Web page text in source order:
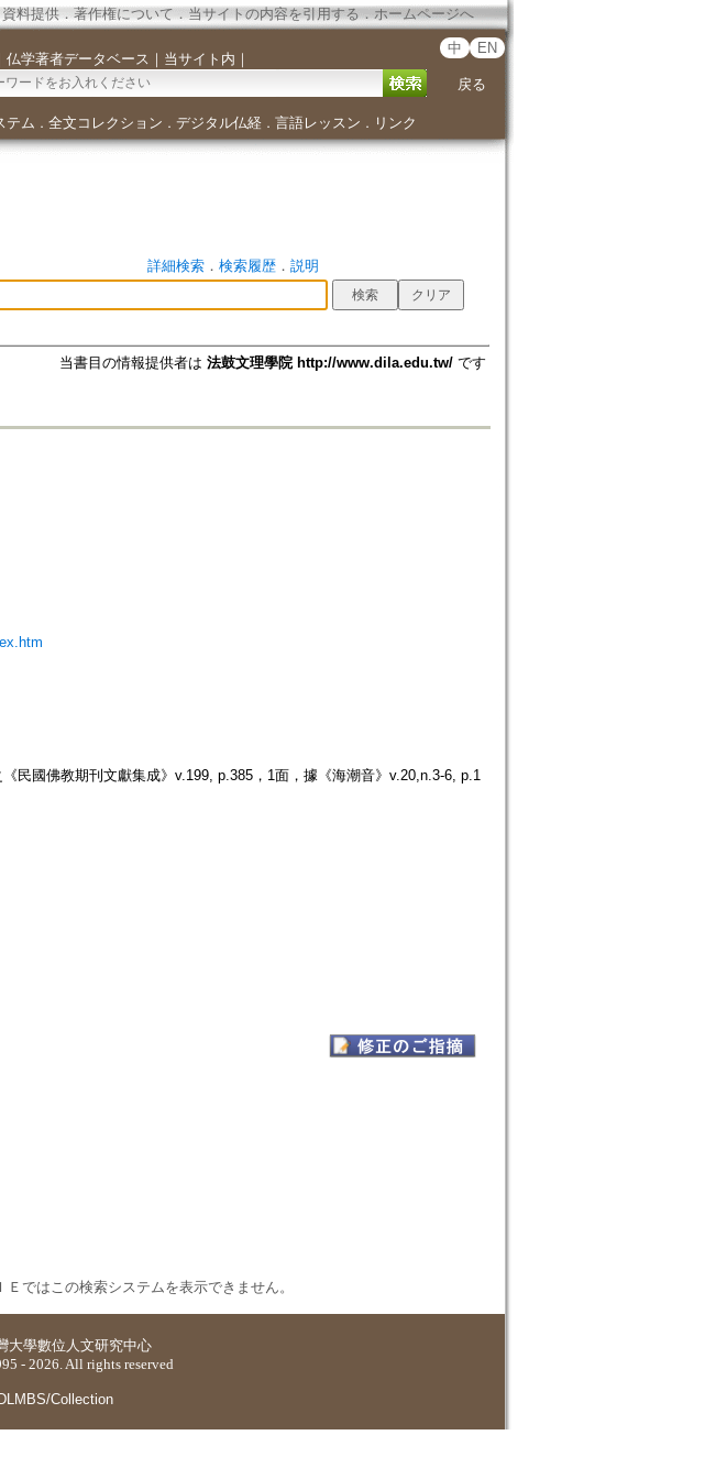
資料提供． 著作権について．当サイトの内容を引用する ． ホームページへ
仏学著者データベース ｜ 当サイト内 ｜
中 EN
戻る
テム ． 全文コレクション ． デジタル仏経． 言語レッスン ． リンク
詳細検索． 検索履歴． 説明
当書目の情報提供者は 法鼓文理學院 http://www.dila.edu.tw/です
民國佛教期刊文獻集成》v.199, p.385，1面，據《海潮音》v.20,n.3-6, p.1
ではこの検索システムを表示できません。
大學數位人文研究中心
- 2026. All rights reserved
Collection